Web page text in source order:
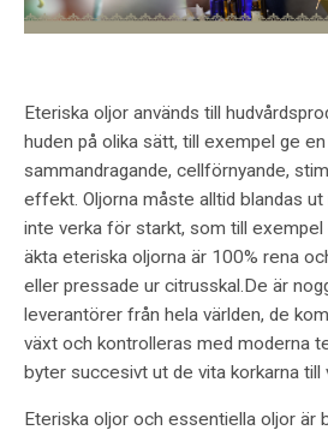
Eteriska oljor används till
huden på olika sätt, till exempel ge en
sammandragande, cellförnyande,
effekt. Oljorna måste alltid blandas
inte verka för starkt, som till exempel
äkta eteriska oljorna är 100% rena
eller pressade ur citrusskal.De är
leverantörer från hela världen, de
växt och kontrolleras med moderna
byter succesivt ut de vita korkarna till
Eteriska oljor och essentiella oljor är